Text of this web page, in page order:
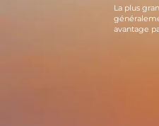
La plus
avantage